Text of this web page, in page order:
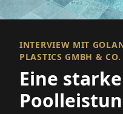
INTERVIEW MIT
PLASTICS GMBH & CO.
Eine